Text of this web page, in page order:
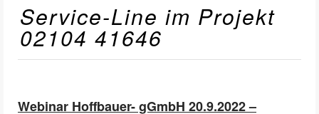
Service-Line im Projekt
02104 41646
Webinar Hoffbauer- gGmbH 20.9.2022 –